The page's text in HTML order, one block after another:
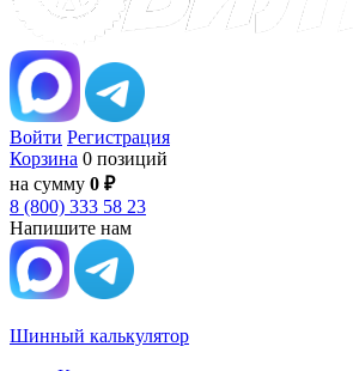
Войти Регистрация
Корзина 0 позиций
на сумму 0 ₽
8 (800) 333 58 23
Напишите нам
Шинный калькулятор